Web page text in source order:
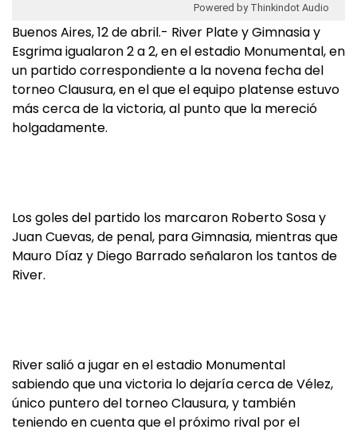
Powered by Thinkindot Audio
Buenos Aires, 12 de abril.- River Plate y Gimnasia y
Esgrima igualaron 2 a 2, en el estadio Monumental, en
un partido correspondiente a la novena fecha del
torneo Clausura, en el que el equipo platense estuvo
más cerca de la victoria, al punto que la mereció
holgadamente.
Los goles del partido los marcaron Roberto Sosa y
Juan Cuevas, de penal, para Gimnasia, mientras que
Mauro Díaz y Diego Barrado señalaron los tantos de
River.
River salió a jugar en el estadio Monumental
sabiendo que una victoria lo dejaría cerca de Vélez,
único puntero del torneo Clausura, y también
teniendo en cuenta que el próximo rival por el